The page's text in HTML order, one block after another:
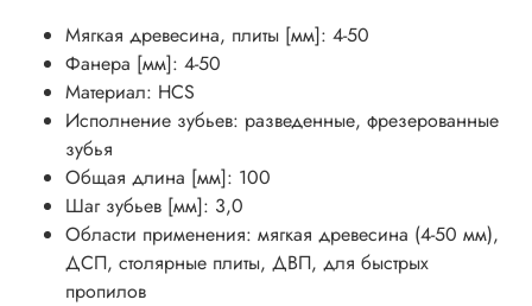
Мягкая древесина, плиты [мм]: 4-50
Фанера [мм]: 4-50
Материал: HCS
Исполнение зубьев: разведенные, фрезерованные
зубья
Общая длина [мм]: 100
Шаг зубьев [мм]: 3,0
Области применения: мягкая древесина (4-50 мм),
ДСП, столярные плиты, ДВП, для быстрых
пропилов